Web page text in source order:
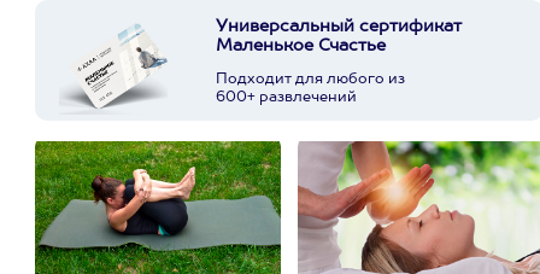
Универсальный сертификат
Маленькое Счастье
Подходит для любого из
600+ развлечений